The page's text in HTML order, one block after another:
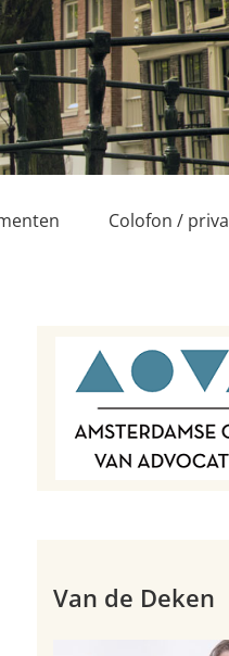
Colofon /
Van de Deken